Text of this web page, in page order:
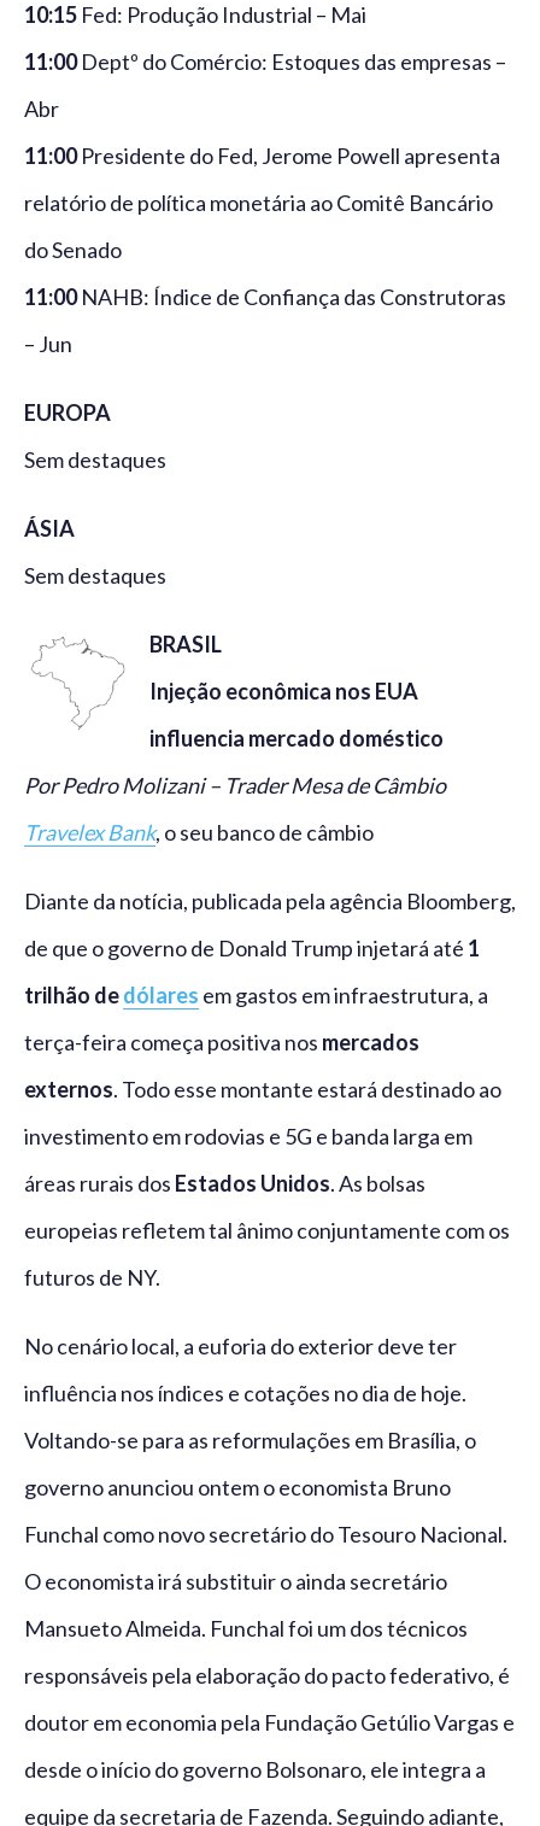
10:15 Fed: Produção Industrial – Mai
11:00Deptº do Comércio: Estoques das empresas –
Abr
11:00Presidente do Fed, Jerome Powell apresenta
relatório de política monetária ao Comitê Bancário
do Senado
11:00NAHB: Índice de Confiança das Construtoras
– Jun
EUROPA
Sem destaques
ÁSIA
Sem destaques
BRASIL
Injeção econômica nos EUA
influencia mercado doméstico
Por Pedro Molizani – Trader Mesa de Câmbio
Travelex Bank, o seu banco de câmbio
Diante da notícia, publicada pela agência Bloomberg,
de que o governo de Donald Trump injetará até 1
trilhão dedólares em gastos em infraestrutura, a
terça-feira começa positiva nos mercados
externos. Todo esse montante estará destinado ao
investimento em rodovias e 5G e banda larga em
áreas rurais dos Estados Unidos. As bolsas
europeias refletem tal ânimo conjuntamente com os
futuros de NY.
No cenário local, a euforia do exterior deve ter
influência nos índices e cotações no dia de hoje.
Voltando-se para as reformulações em Brasília, o
governo anunciou ontem o economista Bruno
Funchal como novo secretário do Tesouro Nacional.
O economista irá substituir o ainda secretário
Mansueto Almeida. Funchal foi um dos técnicos
responsáveis pela elaboração do pacto federativo, é
doutor em economia pela Fundação Getúlio Vargas e
desde o início do governo Bolsonaro, ele integra a
equipe da secretaria de Fazenda. Seguindo adiante,